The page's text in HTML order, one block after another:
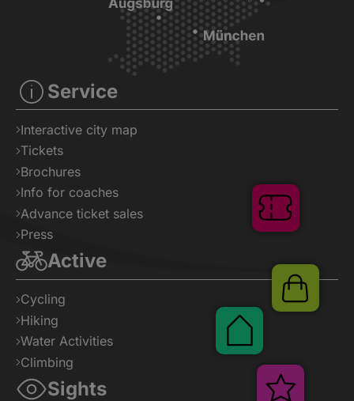
Service
Interactive city map
Tickets
Brochures
Info for coaches
Advance ticket sales
Press
Active
Cycling
Hiking
Water Activities
Climbing
Sights